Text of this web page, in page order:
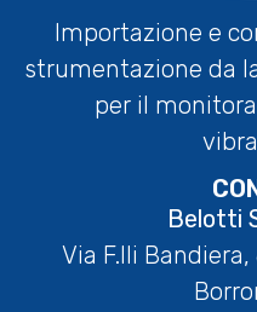
Importazione e
strumentazione da
per il
Belotti
Via F.lli